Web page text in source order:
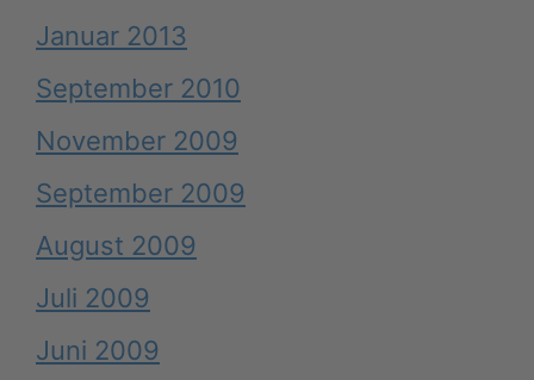
Januar 2013
September 2010
November 2009
September 2009
August 2009
Juli 2009
Juni 2009